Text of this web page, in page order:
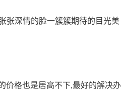
张深情的脸一簇簇期待的目光美
价格也是居高不下,最好的解决办